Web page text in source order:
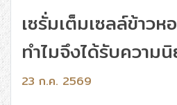
เซรั่มเต็มเซลล์ข้าวห
ทำไมจึงได้รับความ
ยุคใหม่
23 ก.ค. 2569